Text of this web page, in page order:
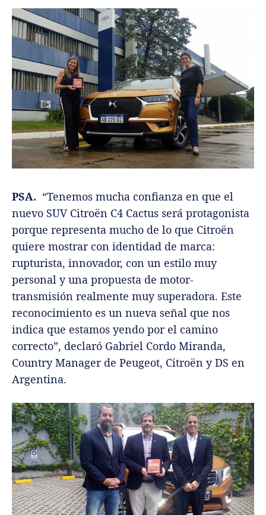
PSA. “Tenemos mucha confianza en que el
nuevo SUV Citroën C4 Cactus será protagonista
porque representa mucho de lo que Citroën
quiere mostrar con identidad de marca:
rupturista, innovador, con un estilo muy
personal y una propuesta de motor-
transmisión realmente muy superadora. Este
reconocimiento es un nueva señal que nos
indica que estamos yendo por el camino
correcto”, declaró Gabriel Cordo Miranda,
Country Manager de Peugeot, Citroën y DS en
Argentina.